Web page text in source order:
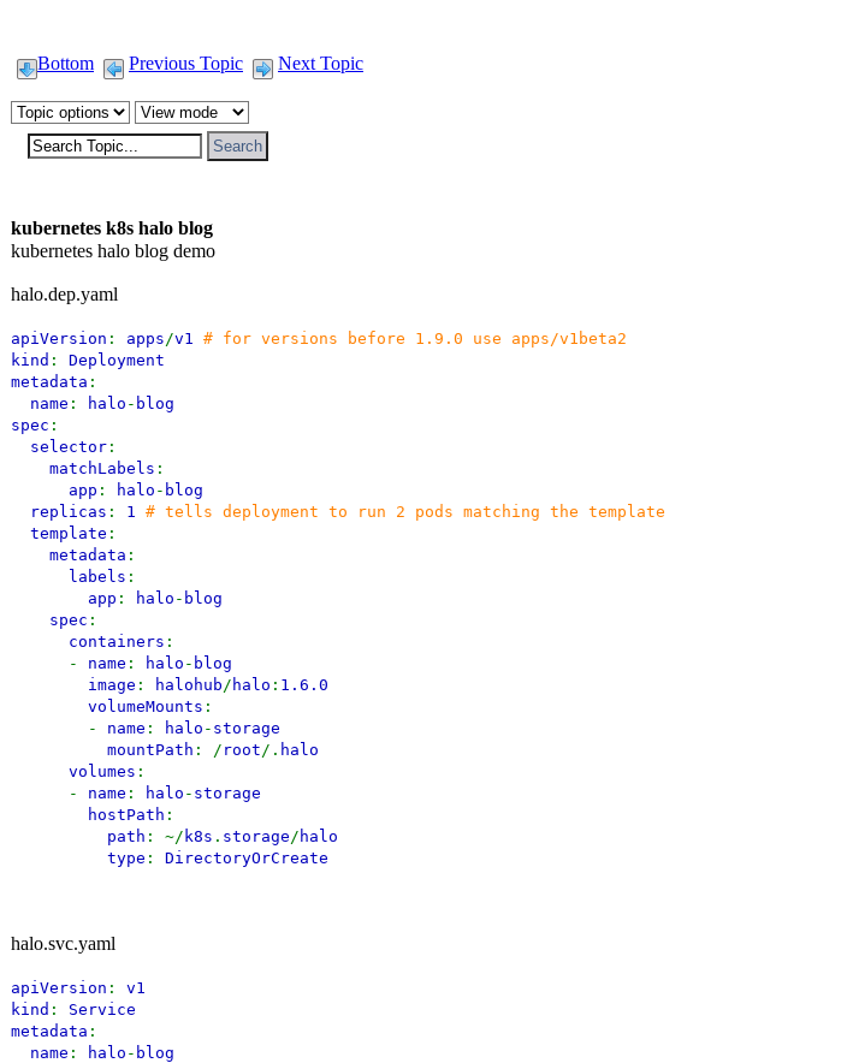
Bottom Previous Topic Next Topic
kubernetes k8s halo blog
kubernetes halo blog demo
halo.dep.yaml
apiVersion : apps /v1 # for versions before 1.9.0 use apps/v1beta2
kind : Deployment
metadata :
name : halo - blog
spec :
selector :
matchLabels :
app : halo - blog
replicas : 1 # tells deployment to run 2 pods matching the template
template :
metadata :
labels :
app : halo - blog
spec :
containers :
- name : halo - blog
image : halohub / halo : 1.6.0
volumeMounts :
- name : halo - storage
mountPath : / root /. halo
volumes :
- name : halo - storage
hostPath :
path : ~/ k8s . storage / halo
type : DirectoryOrCreate
halo.svc.yaml
apiVersion : v1
kind : Service
metadata :
name : halo - blog